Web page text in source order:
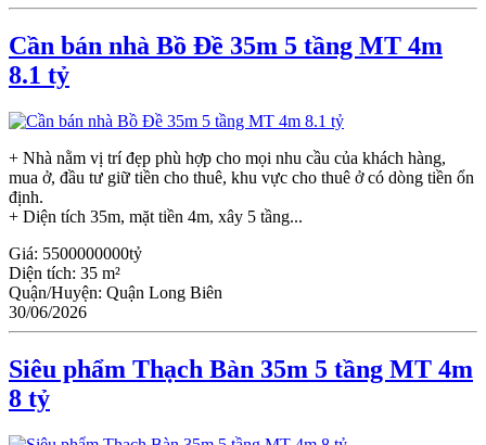
Cần bán nhà Bồ Đề 35m 5 tầng MT 4m
8.1 tỷ
+ Nhà nằm vị trí đẹp phù hợp cho mọi nhu cầu của khách hàng,
mua ở, đầu tư giữ tiền cho thuê, khu vực cho thuê ở có dòng tiền ổn
định.
+ Diện tích 35m, mặt tiền 4m, xây 5 tầng...
Giá: 5500000000tỷ
Diện tích: 35 m²
Quận/Huyện: Quận Long Biên
30/06/2026
Siêu phẩm Thạch Bàn 35m 5 tầng MT 4m
8 tỷ